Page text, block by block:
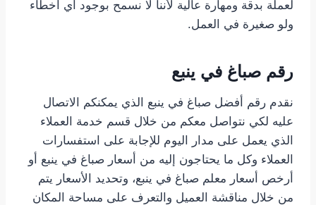
لعملة بدقة ومهارة عالية لأننا لا نسمح بوجود أي أخطاء
ولو صغيرة في العمل.
رقم صباغ في ينبع
نقدم رقم أفضل صباغ في ينبع الذي يمكنكم الاتصال
عليه لكي نتواصل معكم من خلال قسم خدمة العملاء
الذي يعمل على مدار اليوم للإجابة على استفسارات
العملاء وكل ما يحتاجون إليه من أسعار صباغ في ينبع أو
أرخص أسعار معلم صباغ في ينبع، وتحديد الأسعار يتم
من خلال مناقشة العميل والتعرف على مساحة المكان